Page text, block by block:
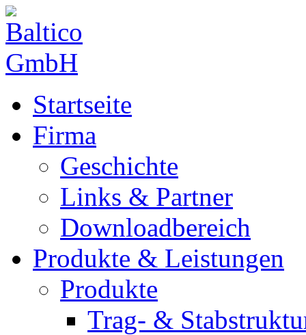
Startseite
Firma
Geschichte
Links & Partner
Downloadbereich
Produkte & Leistungen
Produkte
Trag- &